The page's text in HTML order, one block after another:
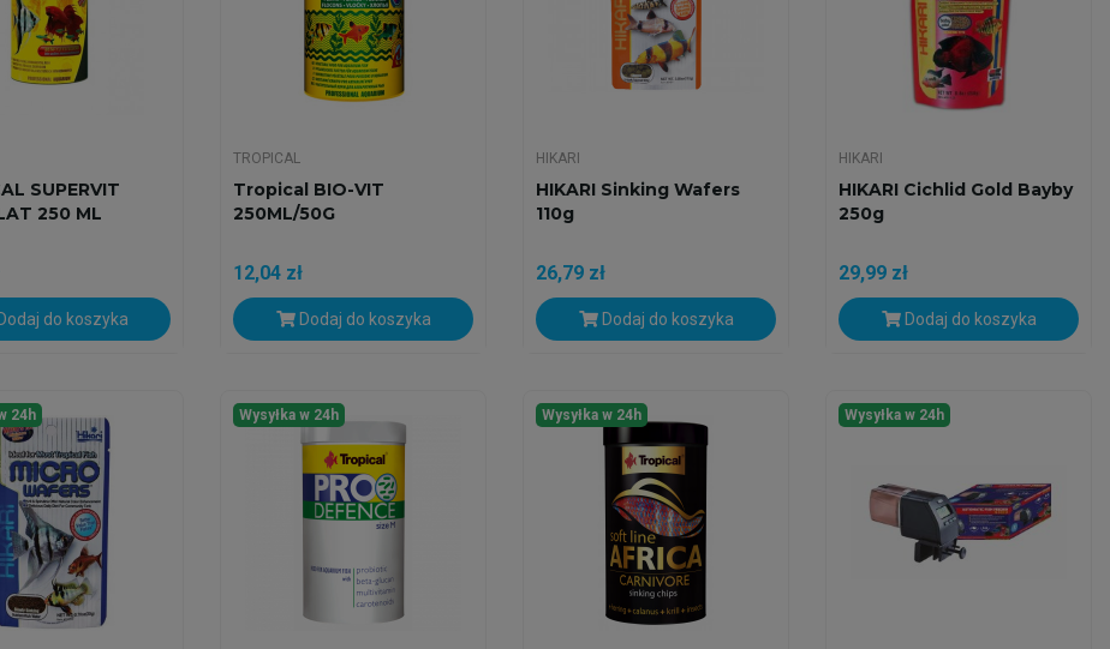
SUPERVIT
250 ML
do koszyka
TROPICAL
Tropical BIO-VIT
250ML/50G
12,04 zł
Dodaj do koszyka
HIKARI
HIKARI Sinking Wafers
110g
26,79 zł
Dodaj do koszyka
HIKARI
HIKARI Cichlid Gold Bayby
250g
29,99 zł
Dodaj do koszyka
24h Wysyłka w 24h Wysyłka w 24h Wysyłka w 24h